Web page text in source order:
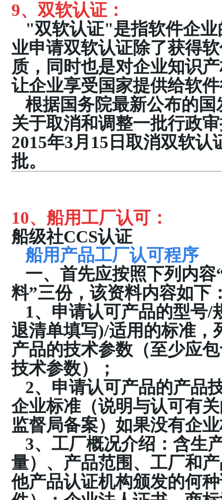
9、双软认证：
"双软认证"是指软件企
业申请双软认证除了获得
质，同时也是对企业知识
让企业享受国家提供给软
根据国务院最新公布的国
关于取消和调整一批行政
2015年3月 15 日取消双软认
批。
10、 船用工厂认可 ：
船级社CCS认证
船用产品工厂认可程序
一、首先应按照下列内
料”三份，该资料内容如下
1、申请认可产品的型号/
退清单填写)/适用的标准，
产品的技术参数（至少应
技术参数）；
2、申请认可产品的产品
企业标准（说明与认可有
监督局备案）如果没有企
3、工厂概况介绍：含生
量）、产品范围、工厂和
他产品认证机构颁发的何